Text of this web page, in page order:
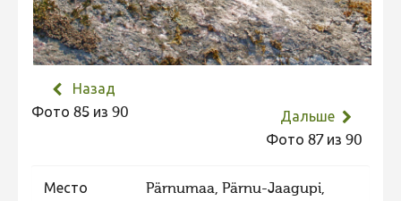
Видео 2023
Фотоконкурс 2022
Не учитываются 2022
Видео 2022
Назад
Фото 85 из 90
Дальше
Фото 87 из 90
Место
Pärnumaa, Pärnu-Jaagupi,